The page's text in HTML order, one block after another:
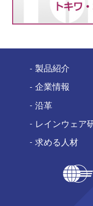
製品紹介
企業情報
沿革
レインウェア
求める人材